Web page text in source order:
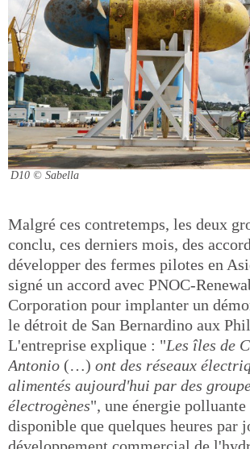
D10 © Sabella
Malgré ces contretemps, les deux
conclu, ces derniers mois, des
développer des fermes pilotes en
signé un accord avec PNOC-
Corporation pour implanter un
le détroit de San Bernardino aux
L'entreprise explique : "Les îles de
Antonio (…) ont des réseaux
alimentés aujourd'hui par des
électrogènes", une énergie polluante
disponible que quelques heures par